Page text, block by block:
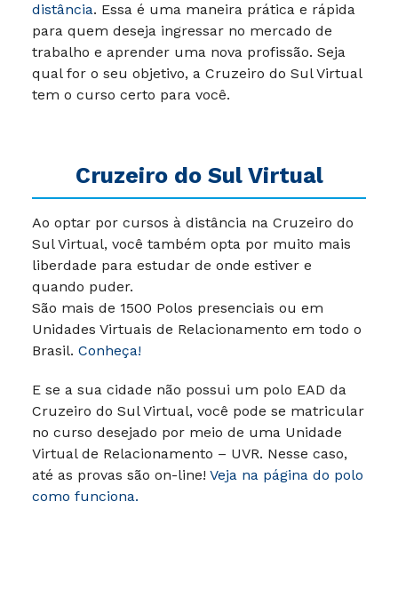
distância. Essa é uma maneira prática e rápida
para quem deseja ingressar no mercado de
trabalho e aprender uma nova profissão. Seja
qual for o seu objetivo, a Cruzeiro do Sul Virtual
tem o curso certo para você.
Cruzeiro do Sul Virtual
Ao optar por cursos à distância na Cruzeiro do
Sul Virtual, você também opta por muito mais
liberdade para estudar de onde estiver e
quando puder.
São mais de 1500 Polos presenciais ou em
Unidades Virtuais de Relacionamento em todo o
Brasil. Conheça!
E se a sua cidade não possui um polo EAD da
Cruzeiro do Sul Virtual, você pode se matricular
no curso desejado por meio de uma Unidade
Virtual de Relacionamento – UVR. Nesse caso,
até as provas são on-line! Veja na página do polo
como funciona.